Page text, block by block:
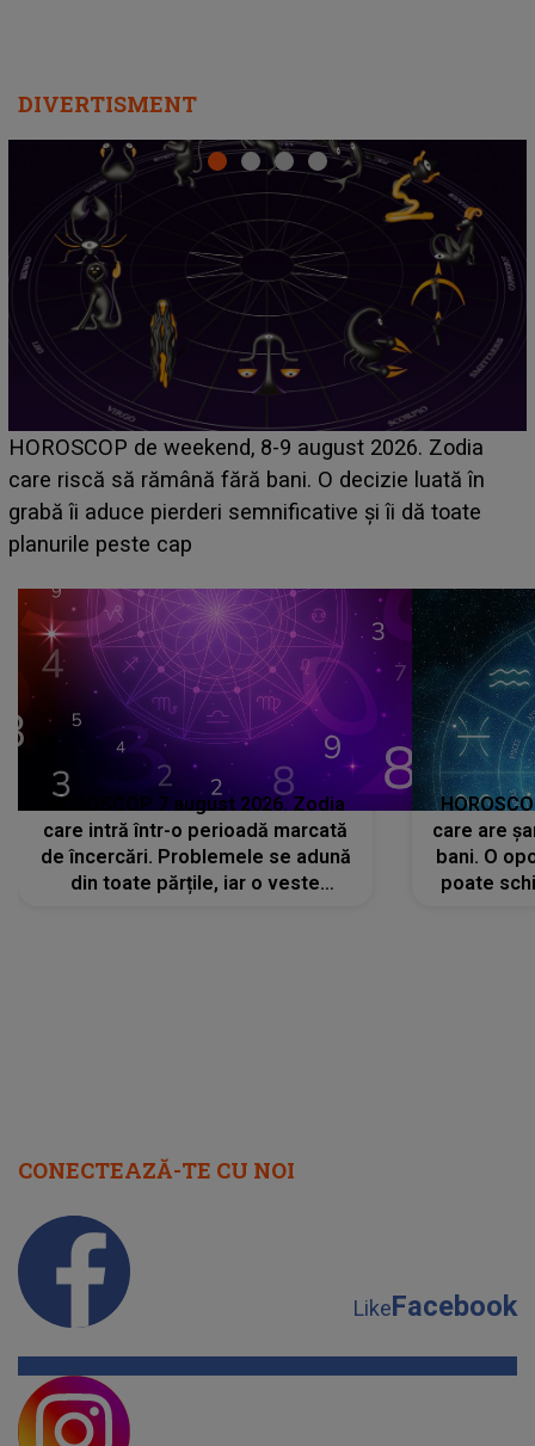
DIVERTISMENT
Emanuel a ținut ACEST DETALIU ASCUNS până
acum! În fața Alexandrei, concurentul din Casa Iubirii
face o MĂRTURISIRE NEAȘTEPTATĂ despre mama
sa: "I-am spus și ei în față, eu nu te iubesc pentru
HOROSCOP 7 august 2026. Zodia
care intră într-o perioadă marcată
de încercări. Problemele se adună
din toate părțile, iar o veste
care are
bani. O
poate
CONECTEAZĂ-TE CU NOI
LikeFacebook